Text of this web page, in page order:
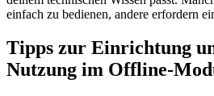
einfach zu bedienen, andere erfordern
Tipps zur Einrichtung
Nutzung im Offline-